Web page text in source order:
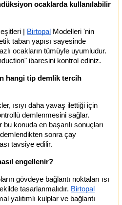
ocaklarda kullanılabilir
| Birtopal Modelleri 'nin
taban yapısı sayesinde
ocakların tümüyle uyumludur.
ibaresini kontrol ediniz.
hangi tip demlik tercih
ısıyı daha yavaş ilettiği için
demlenmesini sağlar.
konuda en başarılı sonuçları
sonra çay
tavsiye edilir.
engellenir?
gövdeye bağlantı noktaları ısı
tasarlanmalıdır. Birtopal
yalıtımlı kulplar ve bağlantı